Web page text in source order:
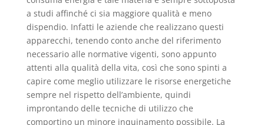
a studi affinché ci sia maggiore qualità e meno
dispendio. Infatti le aziende che realizzano questi
apparecchi, tenendo conto anche del riferimento
necessario alle normative vigenti, sono appunto
attenti alla qualità della vita, così che sono spinti a
capire come meglio utilizzare le risorse energetiche
sempre nel rispetto dell’ambiente, quindi
improntando delle tecniche di utilizzo che
comportino un minore inquinamento possibile. La